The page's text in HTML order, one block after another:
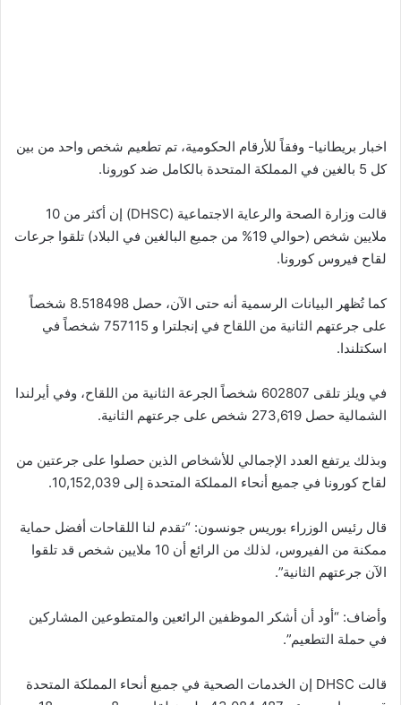
اخبار بريطانيا- وفقاً للأرقام الحكومية، تم تطعيم شخص واحد من بين
كل 5 بالغين في المملكة المتحدة بالكامل ضد كورونا.
قالت وزارة الصحة والرعاية الاجتماعية (DHSC) إن أكثر من 10
ملايين شخص (حوالي 19% من جميع البالغين في البلاد) تلقوا جرعات
لقاح فيروس كورونا.
كما تُظهر البيانات الرسمية أنه حتى الآن، حصل 8.518498 شخصاً
على جرعتهم الثانية من اللقاح في إنجلترا و 757115 شخصاً في
اسكتلندا.
في ويلز تلقى 602807 شخصاً الجرعة الثانية من اللقاح، وفي أيرلندا
الشمالية حصل 273,619 شخص على جرعتهم الثانية.
وبذلك يرتفع العدد الإجمالي للأشخاص الذين حصلوا على جرعتين من
لقاح كورونا في جميع أنحاء المملكة المتحدة إلى 10,152,039.
قال رئيس الوزراء بوريس جونسون: “تقدم لنا اللقاحات أفضل حماية
ممكنة من الفيروس، لذلك من الرائع أن 10 ملايين شخص قد تلقوا
الآن جرعتهم الثانية”.
وأضاف: “أود أن أشكر الموظفين الرائعين والمتطوعين المشاركين
في حملة التطعيم”.
قالت DHSC إن الخدمات الصحية في جميع أنحاء المملكة المتحدة